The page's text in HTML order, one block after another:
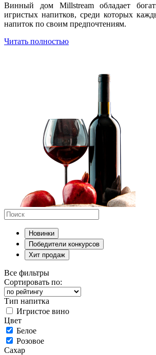
Винный дом Millstream обладает
игристых напитков, среди которых
напиток по своим предпочтениям.
Читать полностью
Новинки
Победители конкурсов
Хит продаж
Все фильтры
Сортировать по:
Тип напитка
Игристое вино
Цвет
Белое
Розовое
Сахар